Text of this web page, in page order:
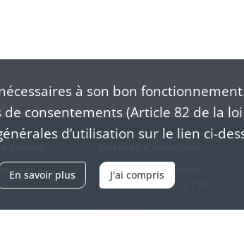
Du mardi au vendredi
en continu de 9h à 17h
à son bon
consentements (Article 82 de la
d’utilisation sur le lien ci-
En savoir plus J'ai compris